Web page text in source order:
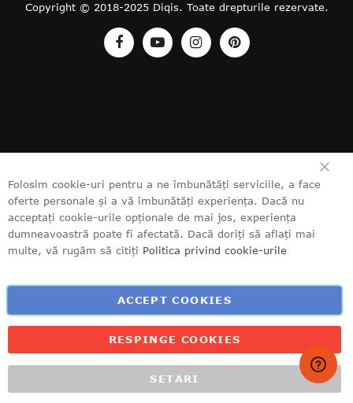
Copyright © 2018-2025 Diqis. Toate drepturile rezervate.
Folosim cookie-uri pentru a ne îmbunătăți serviciile, a face
oferte personale și a vă îmbunătăți experiența. Dacă nu
acceptați cookie-urile opționale de mai jos, experiența
dumneavoastră poate fi afectată. Dacă doriți să aflați mai
multe, vă rugăm să citiți Politica privind cookie-urile
ACCEPT COOKIES
SETARI
RESPINGE COOKIES